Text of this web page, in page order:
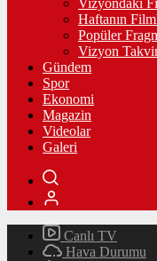
Vizyondaki
Haftanın
Popüler
Vizyon
Gündem
Spor
Ekonomi
Magazin
Videolar
Galeri
Canlı TV
Hava Durumu